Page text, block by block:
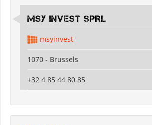
MSY INVEST SPRL
msyinvest
1070 - Brussels
+32 4 85 44 80 85